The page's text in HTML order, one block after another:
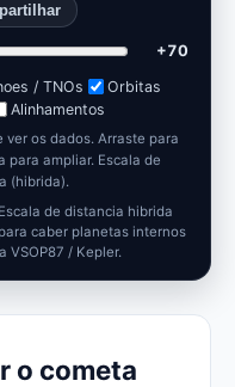
+80
/ TNOs
Orbitas
Alinhamentos
os dados. Arraste para
para ampliar. Escala de
(hibrida).
de distancia hibrida
caber planetas internos
VSOP87 / Kepler.
o cometa